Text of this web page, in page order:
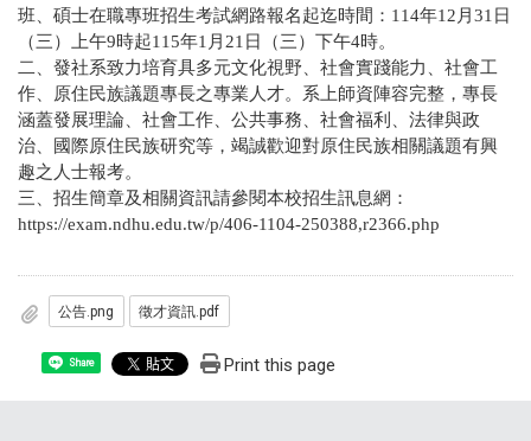
班、碩士在職專班招生考試網路報名起迄時間：114年12月31日
（三）上午9時起115年1月21日（三）下午4時。
二、發社系致力培育具多元文化視野、社會實踐能力、社會工
作、原住民族議題專長之專業人才。系上師資陣容完整，專長
涵蓋發展理論、社會工作、公共事務、社會福利、法律與政
治、國際原住民族研究等，竭誠歡迎對原住民族相關議題有興
趣之人士報考。
三、招生簡章及相關資訊請參閱本校招生訊息網：
https://exam.ndhu.edu.tw/p/406-1104-250388,r2366.php
公告.png 徵才資訊.pdf
Share Print this page